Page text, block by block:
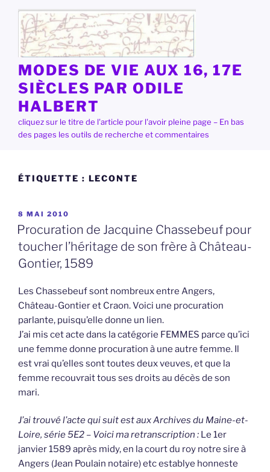
contenu
principal
MODES DE VIE AUX 16, 17E
SIÈCLES PAR ODILE
HALBERT
cliquez sur le titre de l'article pour l'avoir pleine page – En bas
des pages les outils de recherche et commentaires
ÉTIQUETTE : LECONTE
PUBLIÉ
LE
8 MAI 2010
Procuration de Jacquine Chassebeuf pour
toucher l’héritage de son frère à Château-
Gontier, 1589
Les Chassebeuf sont nombreux entre Angers,
Château-Gontier et Craon. Voici une procuration
parlante, puisqu’elle donne un lien.
J’ai mis cet acte dans la catégorie FEMMES parce qu’ici
une femme donne procuration à une autre femme. Il
est vrai qu’elles sont toutes deux veuves, et que la
femme recouvrait tous ses droits au décès de son
mari.
J’ai trouvé l’acte qui suit est aux Archives du Maine-et-
Loire, série 5E2 – Voici ma retranscription : Le 1er
janvier 1589 après midy, en la court du roy notre sire à
Angers (Jean Poulain notaire) etc establye honneste